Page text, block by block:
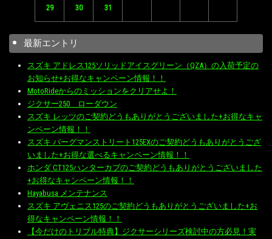
29 30 31
最新エントリ
スズキ アドレス125ソリッドアイスグリーン（QZA）の入荷予定の
お知らせ+お得なキャンペーン情報！！
MotoRideからのミッションをクリアせよ！
ジクサー250 ローダウン
スズキ レッツのご契約どうもありがとうございました+お得なキャ
ンペーン情報！！
スズキ バーグマンストリート125EXのご契約どうもありがとうござ
いました+お得な選べるキャンペーン情報！！
ホンダ CT125ハンターカブのご契約どうもありがとうございました
+お得なキャンペーン情報！！
Hayabusa メンテナンス
スズキ アヴェニス125のご契約どうもありがとうございました+お
得なキャンペーン情報！！
【今だけのトリプル特典】ジクサーシリーズ検討中の方必見！実